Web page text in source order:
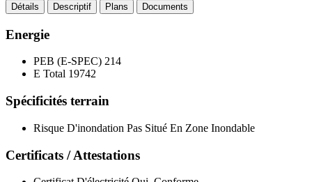
Détails Descriptif Plans Documents
Energie
PEB (E-SPEC) 214
E Total 19742
Spécificités terrain
Risque D'inondation Pas Situé En Zone Inondable
Certificats / Attestations